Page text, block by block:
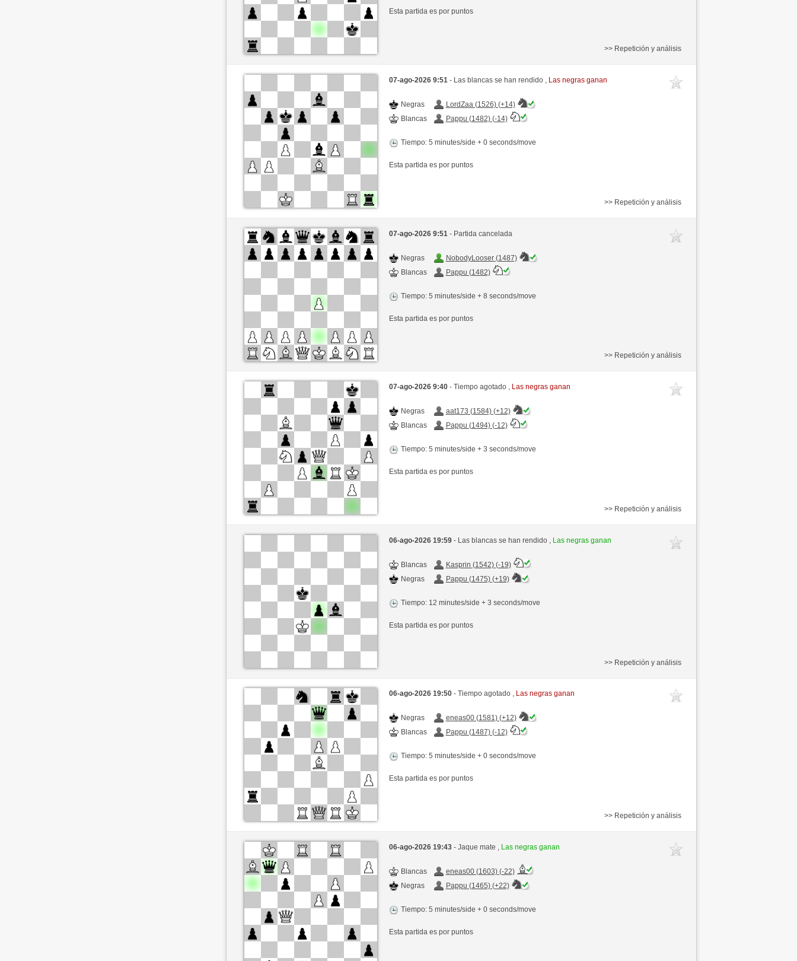
Esta partida es por puntos
>> Repetición y análisis
07-ago-2026 9:51 - Las blancas se han rendido , Las negras ganan
Negras
LordZaa (1526) (+14)
Blancas
Pappu (1482) (-14)
Tiempo: 5 minutes/side + 0 seconds/move
Esta partida es por puntos
>> Repetición y análisis
07-ago-2026 9:51 - Partida cancelada
Negras
NobodyLooser (1487)
Blancas
Pappu (1482)
Tiempo: 5 minutes/side + 8 seconds/move
Esta partida es por puntos
>> Repetición y análisis
07-ago-2026 9:40 - Tiempo agotado , Las negras ganan
Negras
aat173 (1584) (+12)
Blancas
Pappu (1494) (-12)
Tiempo: 5 minutes/side + 3 seconds/move
Esta partida es por puntos
>> Repetición y análisis
06-ago-2026 19:59 - Las blancas se han rendido , Las negras ganan
Blancas
Kasprin (1542) (-19)
Negras
Pappu (1475) (+19)
Tiempo: 12 minutes/side + 3 seconds/move
Esta partida es por puntos
>> Repetición y análisis
06-ago-2026 19:50 - Tiempo agotado , Las negras ganan
Negras
eneas00 (1581) (+12)
Blancas
Pappu (1487) (-12)
Tiempo: 5 minutes/side + 0 seconds/move
Esta partida es por puntos
>> Repetición y análisis
06-ago-2026 19:43 - Jaque mate , Las negras ganan
Blancas
eneas00 (1603) (-22)
Negras
Pappu (1465) (+22)
Tiempo: 5 minutes/side + 0 seconds/move
Esta partida es por puntos